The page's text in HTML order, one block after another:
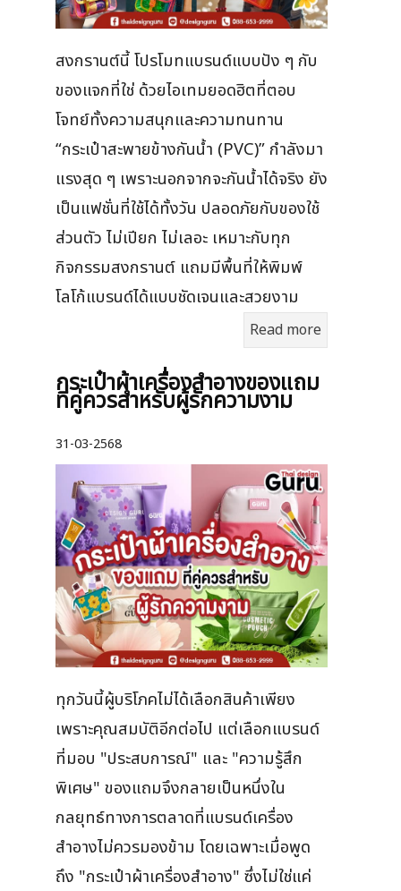
สงกรานต์นี้ โปรโมทแบรนด์แบบปัง ๆ กับ
ของแจกที่ใช่ ด้วยไอเทมยอดฮิตที่ตอบ
โจทย์ทั้งความสนุกและความทนทาน
“กระเป๋าสะพายข้างกันน้ำ (PVC)” กำลังมา
แรงสุด ๆ เพราะนอกจากจะกันน้ำได้จริง ยัง
เป็นแฟชั่นที่ใช้ได้ทั้งวัน ปลอดภัยกับของใช้
ส่วนตัว ไม่เปียก ไม่เลอะ เหมาะกับทุก
กิจกรรมสงกรานต์ แถมมีพื้นที่ให้พิมพ์
โลโก้แบรนด์ได้แบบชัดเจนและสวยงาม
Read more
กระเป๋าผ้าเครื่องสําอางของแถม
ที่คู่ควรสำหรับผู้รักความงาม
31-03-2568
ทุกวันนี้ผู้บริโภคไม่ได้เลือกสินค้าเพียง
เพราะคุณสมบัติอีกต่อไป แต่เลือกแบรนด์
ที่มอบ "ประสบการณ์" และ "ความรู้สึก
พิเศษ" ของแถมจึงกลายเป็นหนึ่งใน
กลยุทธ์ทางการตลาดที่แบรนด์เครื่อง
สำอางไม่ควรมองข้าม โดยเฉพาะเมื่อพูด
ถึง "กระเป๋าผ้าเครื่องสำอาง" ซึ่งไม่ใช่แค่